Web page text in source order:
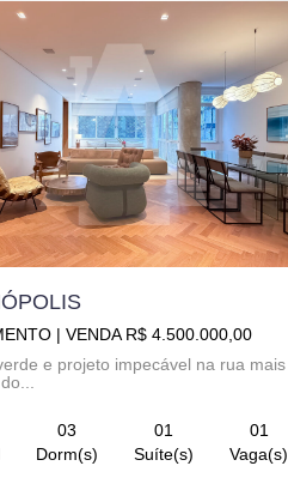
| VENDA R$ 4.500.000,00
e projeto impecável na rua mais
03
Dorm(s)
01
Suíte(s)
01
Vaga(s)